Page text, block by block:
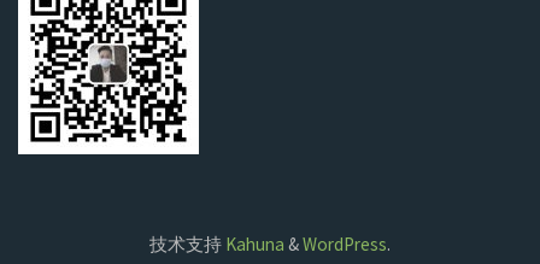
技术支持 Kahuna &WordPress.